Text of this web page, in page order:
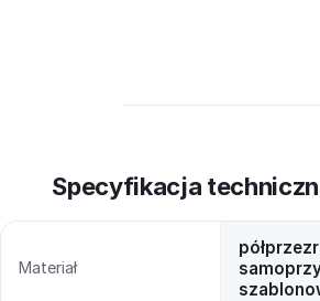
Specyfikacja
Materiał